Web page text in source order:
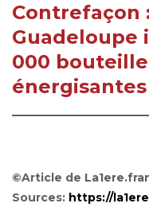
Contrefaçon
Guadeloupe
000
énergisantes
©Article de
Sources: https://